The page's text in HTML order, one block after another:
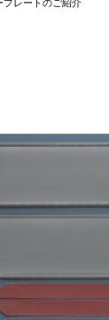
プレートのご紹介